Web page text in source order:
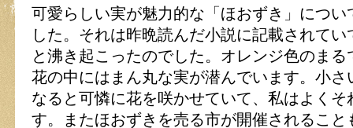
可愛らしい実が魅力的な「ほおずき」につ
した。それは昨晩読んだ小説に記載されて
と沸き起こったのでした。オレンジ色のま
花の中にはまん丸な実が潜んでいます。小
なると可憐に花を咲かせていて、私はよく
す。またほおずきを売る市が開催されるこ